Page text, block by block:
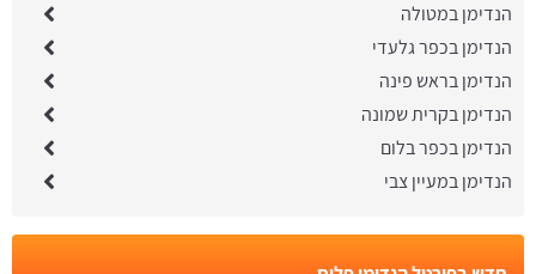
הנדימן במטולה
הנדימן בכפר גלעדי
הנדימן בראש פינה
הנדימן בקרית שמונה
הנדימן בכפר בלום
הנדימן במעיין צבי